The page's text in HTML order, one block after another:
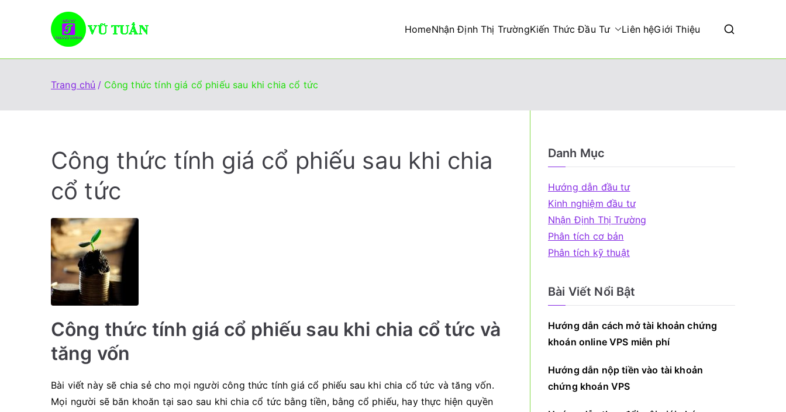
dung
HomeNhận Định Thị TrườngKiến Thức Đầu Tư Liên hệGiới Thiệu
Trang chủ Công thức tính giá cổ phiếu sau khi chia cổ tức
Công thức tính giá cổ phiếu sau khi chia
cổ tức
Công thức tính giá cổ phiếu sau khi chia cổ tức và
tăng vốn
Bài viết này sẽ chia sẻ cho mọi người công thức tính giá cổ phiếu sau khi chia cổ tức và tăng vốn.
Mọi người sẽ băn khoăn tại sao sau khi chia cổ tức bằng tiền, bằng cổ phiếu, hay thực hiện quyền
Danh Mục
Hướng dẫn đầu tư
Kinh nghiệm đầu tư
Nhận Định Thị Trường
Phân tích cơ bản
Phân tích kỹ thuật
Bài Viết Nổi Bật
Hướng dẫn cách mở tài khoản chứng
khoán online VPS miễn phí
Hướng dẫn nộp tiền vào tài khoản
chứng khoán VPS